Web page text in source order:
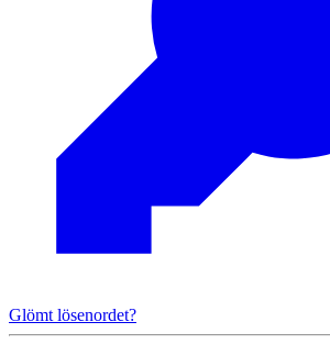
Glömt lösenordet?